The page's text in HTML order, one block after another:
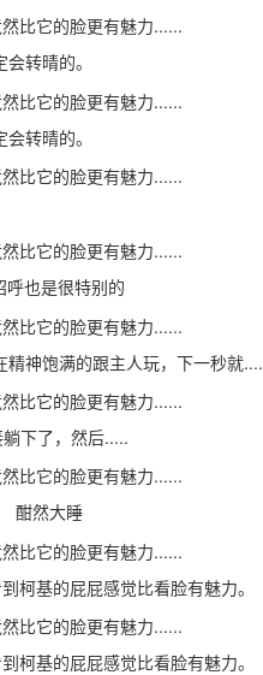
转晴的。
转晴的。
也是很特别的
神饱满的跟主人玩，下一秒就....
下了，然后.....
然大睡
柯基的屁屁感觉比看脸有魅力。
柯基的屁屁感觉比看脸有魅力。